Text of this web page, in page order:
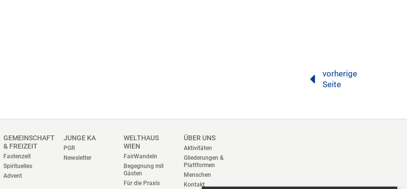
vorherige
Seite
GEMEINSCHAFT
& FREIZEIT
Fastenzeit
Spirituelles
Advent
JUNGE KA
PGR
Newsletter
WELTHAUS
WIEN
FairWandeln
Begegnung mit
Gästen
Für die Praxis
ÜBER UNS
Aktivitäten
Gliederungen &
Plattformen
Menschen
Kontakt